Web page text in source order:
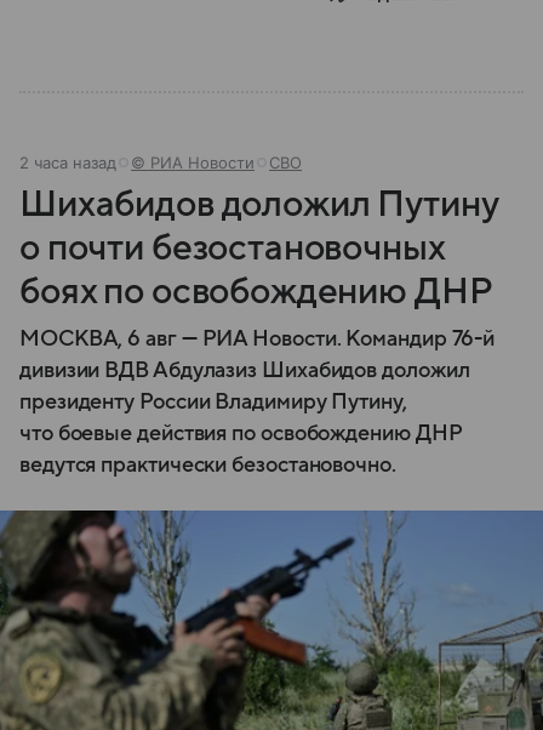
2 часа назад © РИА Новости СВО
Шихабидов доложил Путину
о почти безостановочных
боях по освобождению ДНР
МОСКВА, 6 авг — РИА Новости. Командир 76-й
дивизии ВДВ Абдулазиз Шихабидов доложил
президенту России Владимиру Путину,
что боевые действия по освобождению ДНР
ведутся практически безостановочно.